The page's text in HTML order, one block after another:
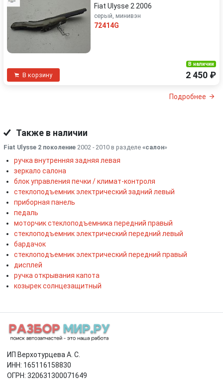
Fiat Ulysse 2 2006
серый, минивэн
72414G
В корзину
В наличии
2 450 ₽
Подробнее
Также в наличии
Fiat Ulysse 2 поколение 2002 - 2010 в разделе «салон»
ручка внутренняя задняя левая
зеркало салона
блок управления печки / климат-контроля
стеклоподъемник электрический задний левый
приборная панель
педаль
моторчик стеклоподъемника передний правый
стеклоподъемник электрический передний левый
бардачок
стеклоподъемник электрический передний правый
дисплей
ручка открывания капота
козырек солнцезащитный
ИП Верхотурцева А. С.
ИНН: 165116158830
ОГРН: 320631300071649